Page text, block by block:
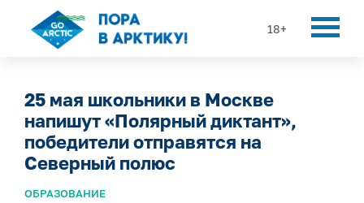
18+
25 мая школьники в Москве
напишут «Полярный диктант»,
победители отправятся на
Северный полюс
ОБРАЗОВАНИЕ